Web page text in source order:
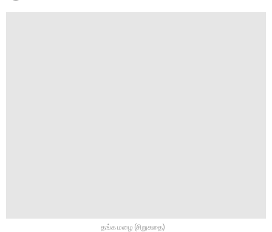
தங்க மழை (சிறுகதை)